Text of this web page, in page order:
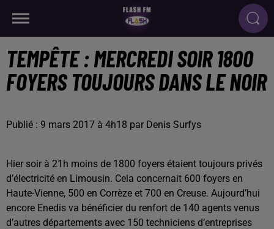
TEMPÊTE : MERCREDI SOIR 1800
FOYERS TOUJOURS DANS LE NOIR
Publié : 9 mars 2017 à 4h18 par Denis Surfys
Hier soir à 21h moins de 1800 foyers étaient toujours privés
d’électricité en Limousin. Cela concernait 600 foyers en
Haute-Vienne, 500 en Corrèze et 700 en Creuse. Aujourd’hui
encore Enedis va bénéficier du renfort de 140 agents venus
d’autres départements avec 150 techniciens d’entreprises